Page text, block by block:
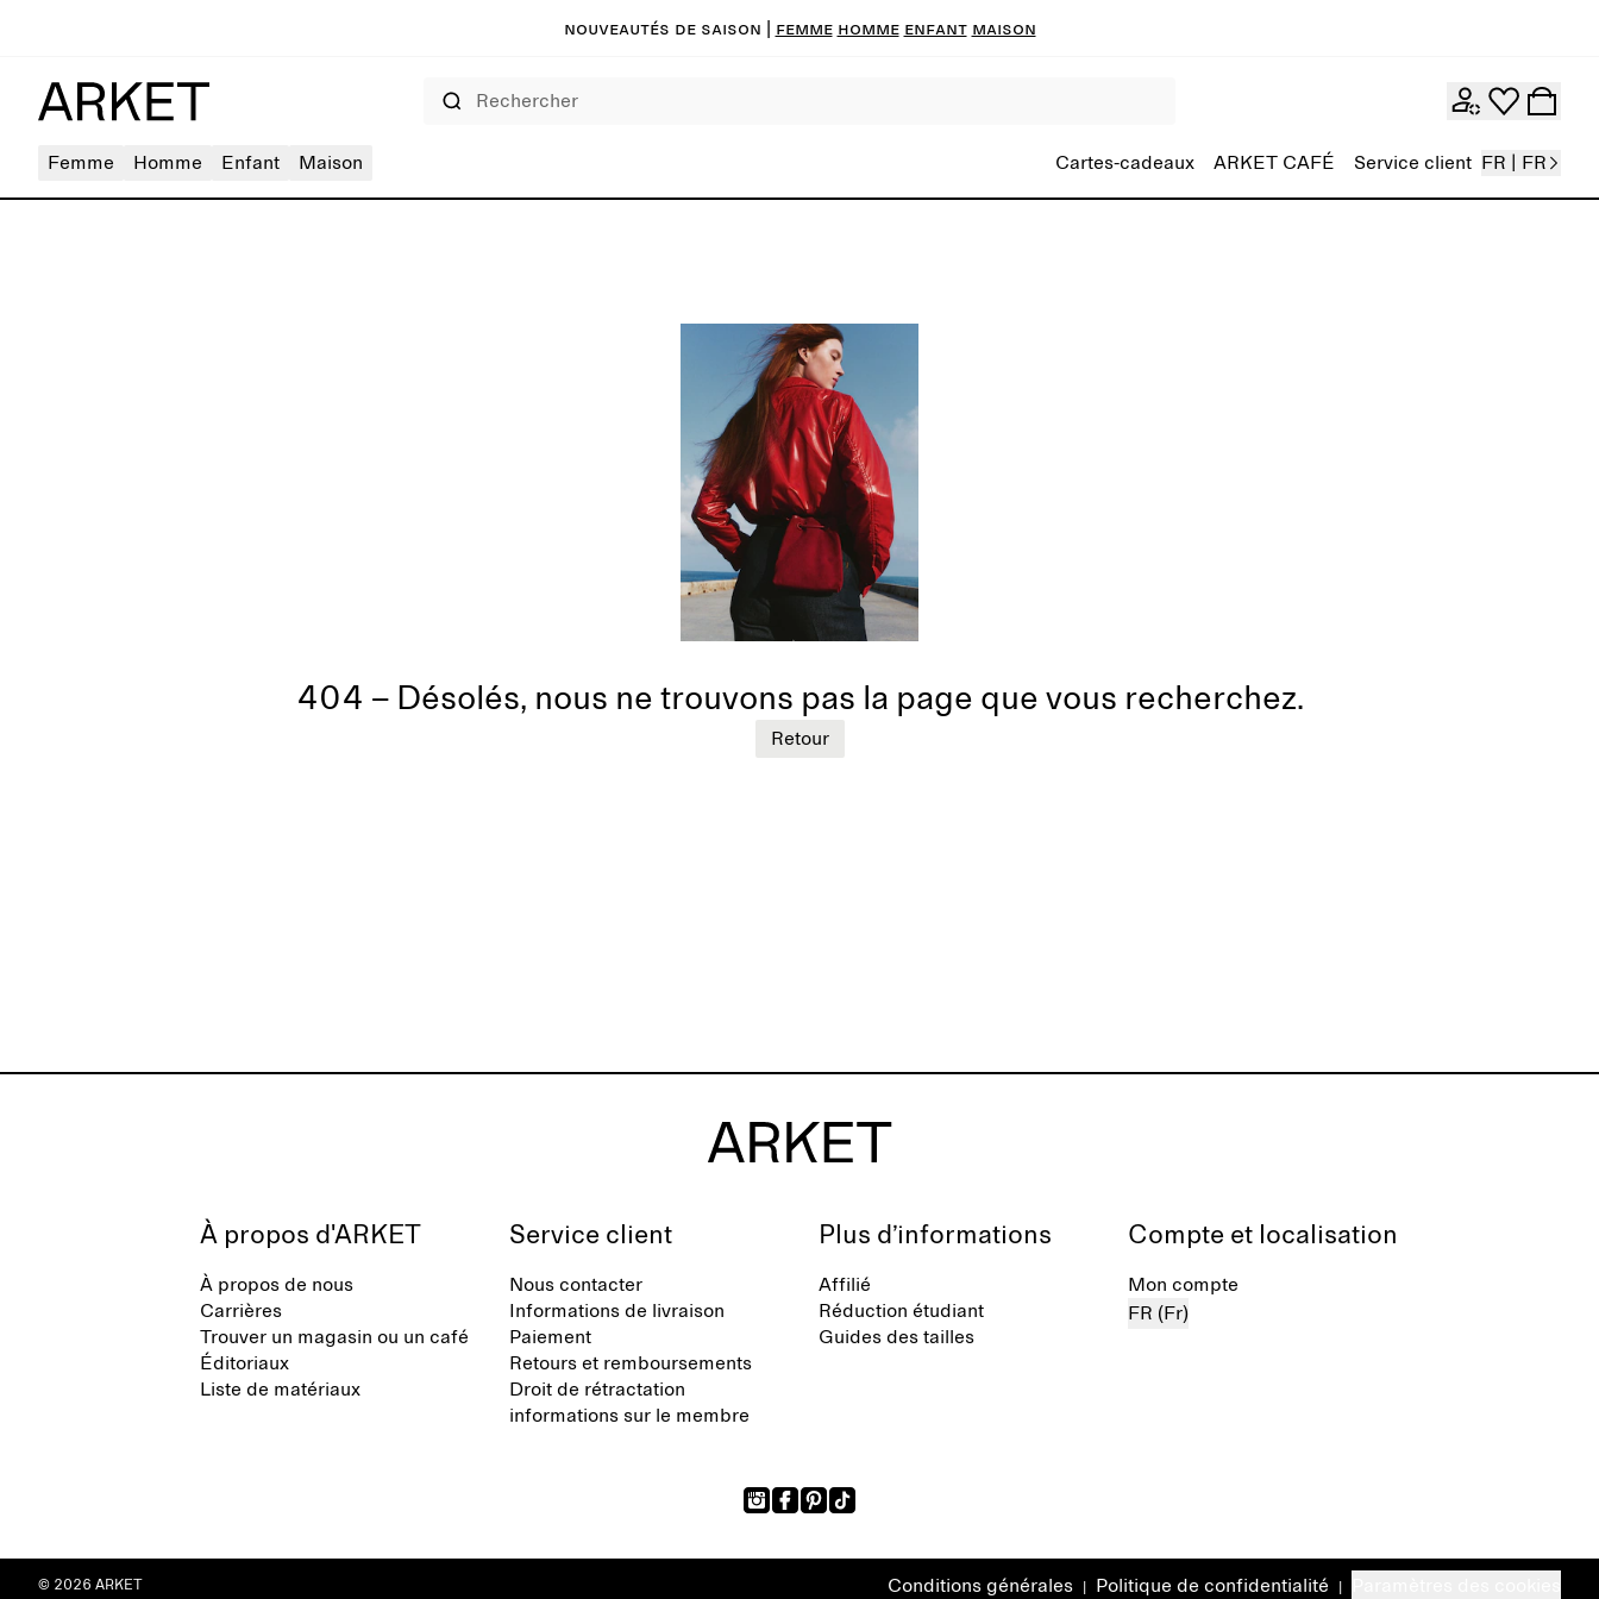
Nouveautés de saison FEMME HOMME ENFANT MAISON
Femme Homme Enfant Maison Cartes-cadeaux ARKET CAFÉ Service client FR | FR
404 – Désolés, nous ne trouvons pas la page que vous recherchez.
Retour
À propos d'ARKET
À propos de nous
Carrières
Trouver un magasin ou un café
Éditoriaux
Liste de matériaux
Service client
Nous contacter
Informations de livraison
Paiement
Retours et remboursements
Droit de rétractation
informations sur le membre
Plus d’informations
Affilié
Réduction étudiant
Guides des tailles
Compte et localisation
Mon compte
FR (Fr)
Conditions générales Politique de confidentialité
© 2026 ARKET